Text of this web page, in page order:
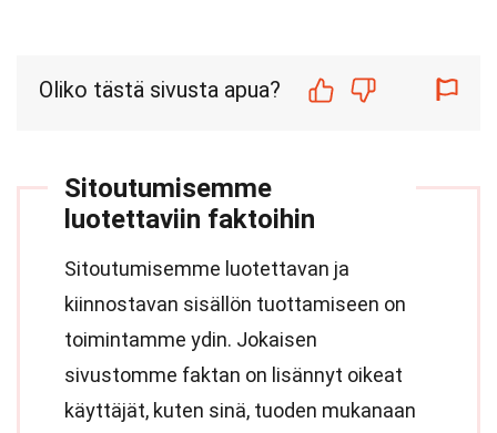
Oliko tästä sivusta apua?
Sitoutumisemme
luotettaviin faktoihin
Sitoutumisemme luotettavan ja
kiinnostavan sisällön tuottamiseen on
toimintamme ydin. Jokaisen
sivustomme faktan on lisännyt oikeat
käyttäjät, kuten sinä, tuoden mukanaan